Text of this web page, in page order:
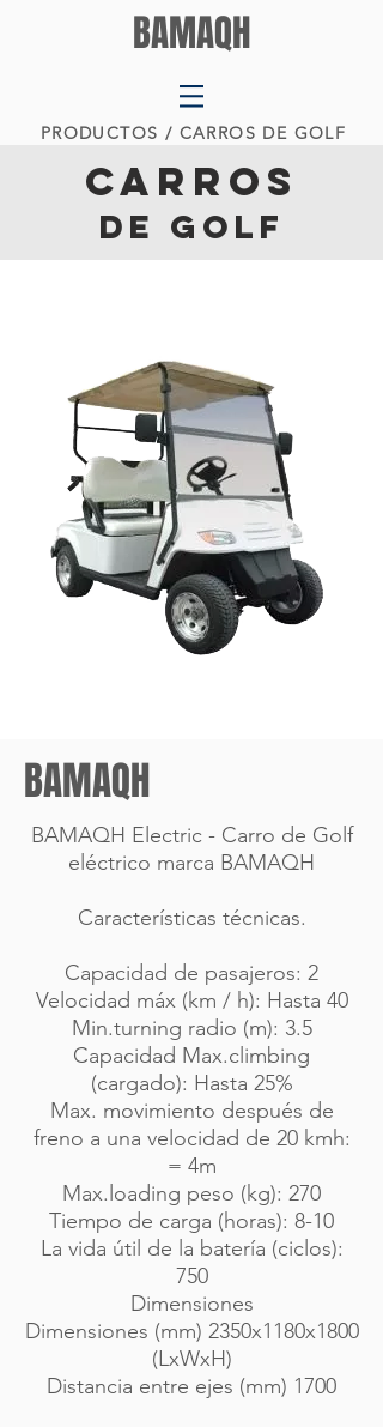
BAMAQH
CARROS
DE GOLF
PRODUCTOS / CARROS DE GOLF
BAMAQH Electric - Carro de Golf
eléctrico marca BAMAQH
Características técnicas.
Capacidad de pasajeros: 2
Velocidad máx (km / h): Hasta 40
Min.turning radio (m): 3.5
Capacidad Max.climbing
(cargado): Hasta 25%
Max. movimiento después de
freno a una velocidad de 20 kmh:
= 4m
Max.loading peso (kg): 270
Tiempo de carga (horas): 8-10
La vida útil de la batería (ciclos):
750
Dimensiones
Dimensiones (mm) 2350x1180x1800
(LxWxH)
Distancia entre ejes (mm) 1700
BAMAQH